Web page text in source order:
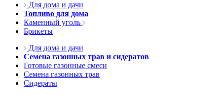
Для дома и дачи
Топливо для дома
Каменный уголь
Брикеты
Для дома и дачи
Семена газонных трав и сидератов
Готовые газонные смеси
Семена газонных трав
Сидераты